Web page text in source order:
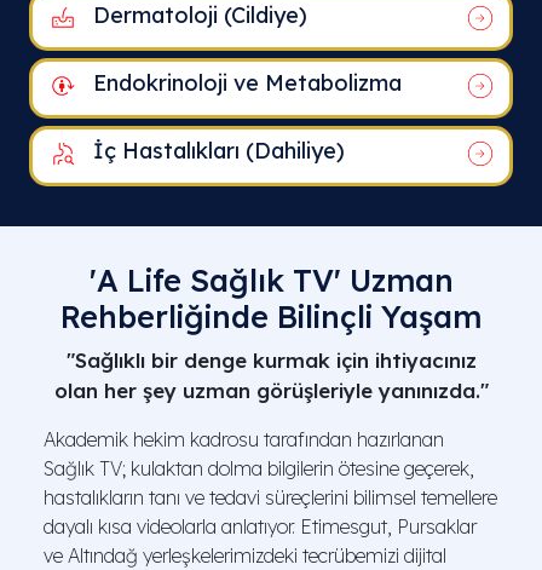
Dermatoloji (Cildiye)
Endokrinoloji ve Metabolizma
İç Hastalıkları (Dahiliye)
'A Life Sağlık TV' Uzman
Rehberliğinde Bilinçli Yaşam
"Sağlıklı bir denge kurmak için ihtiyacınız
olan her şey uzman görüşleriyle yanınızda."
Akademik hekim kadrosu tarafından hazırlanan
Sağlık TV; kulaktan dolma bilgilerin ötesine geçerek,
hastalıkların tanı ve tedavi süreçlerini bilimsel temellere
dayalı kısa videolarla anlatıyor. Etimesgut, Pursaklar
ve Altındağ yerleşkelerimizdeki tecrübemizi dijital